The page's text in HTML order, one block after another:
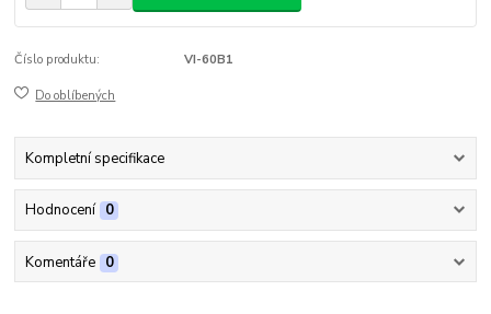
Číslo produktu: VI-60B1
Do oblíbených
Kompletní specifikace
Hodnocení 0
Komentáře 0